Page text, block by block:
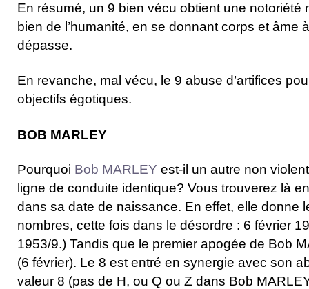
En résumé, un 9 bien vécu obtient une notoriété
bien de l’humanité, en se donnant corps et âme
dépasse.
En revanche, mal vécu, le 9 abuse d’artifices
objectifs égotiques.
BOB MARLEY
Pourquoi Bob MARLEY est-il un autre non
ligne de conduite identique? Vous trouverez là
dans sa date de naissance. En effet, elle donne
nombres, cette fois dans le désordre : 6 février
1953/9.) Tandis que le premier apogée de Bob
(6 février). Le 8 est entré en synergie avec son
valeur 8 (pas de H, ou Q ou Z dans Bob